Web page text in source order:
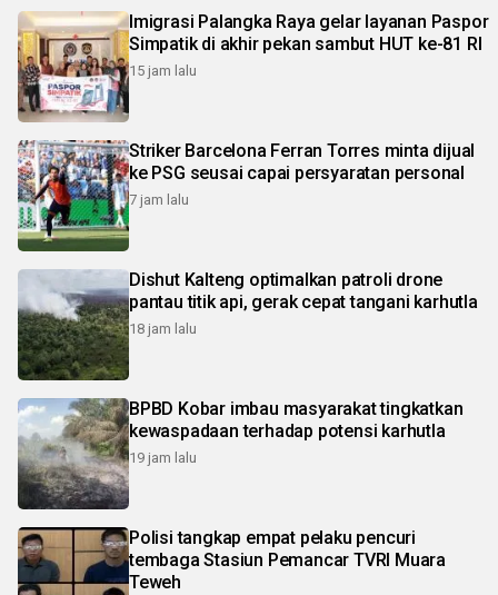
Imigrasi Palangka Raya gelar layanan Paspor
Simpatik di akhir pekan sambut HUT ke-81 RI
15 jam lalu
Striker Barcelona Ferran Torres minta dijual
ke PSG seusai capai persyaratan personal
7 jam lalu
Dishut Kalteng optimalkan patroli drone
pantau titik api, gerak cepat tangani karhutla
18 jam lalu
BPBD Kobar imbau masyarakat tingkatkan
kewaspadaan terhadap potensi karhutla
19 jam lalu
Polisi tangkap empat pelaku pencuri
tembaga Stasiun Pemancar TVRI Muara
Teweh